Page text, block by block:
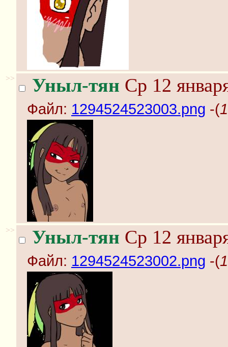
>> Уныл-тян Ср 12
Файл: 1294524523003.png -(
>> Уныл-тян Ср 12
Файл: 1294524523002.png -(